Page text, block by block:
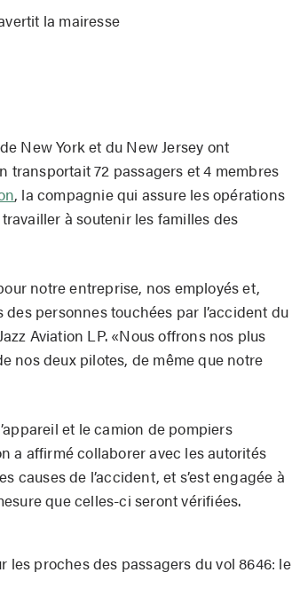
la mairesse
New York et du New Jersey ont
transportait 72 passagers et 4 membres
, la compagnie qui assure les opérations
à soutenir les familles des
notre entreprise, nos employés et,
personnes touchées par l’accident du
Aviation LP. «Nous offrons nos plus
nos deux pilotes, de même que notre
et le camion de pompiers
a affirmé collaborer avec les autorités
causes de l’accident, et s’est engagée à
que celles-ci seront vérifiées.
proches des passagers du vol 8646: le